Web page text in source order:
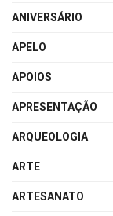
ANIVERSÁRIO
APELO
APOIOS
APRESENTAÇÃO
ARQUEOLOGIA
ARTE
ARTESANATO